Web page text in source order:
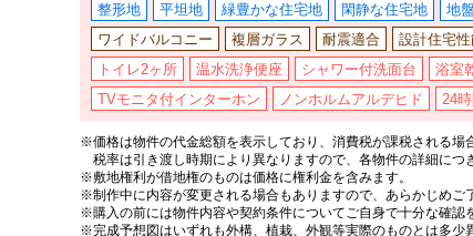
整形地 平坦地 緑豊かな住宅地 閑静な住宅地 地
ワイドバルコニー
複層ガラス 耐震適合 設計住宅
トイレ2ヶ所
温水洗浄便座 シャワー付洗面台 浴室
TVモニタ付インターホン
ノンホルムアルデヒド 24
※価格は物件の代金総額を表示しており、消費税が課税される場
税率は引き渡し時期により異なりますので、各物件の詳細につ
※敷地権利が借地権のものは価格に権利金を含みます。
※制作中に内容が変更される場合もありますので、あらかじめご
※購入の前には物件内容や契約条件についてご自身で十分な確認
※完成予想図はいずれも外構、植栽、外観等実際のものとは多少